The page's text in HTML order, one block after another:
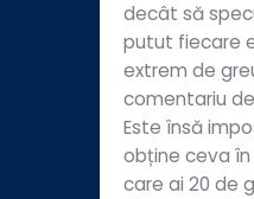
decât să
putut fiecare
extrem de
comentariu
Este însă
obține ceva
care ai 20 de